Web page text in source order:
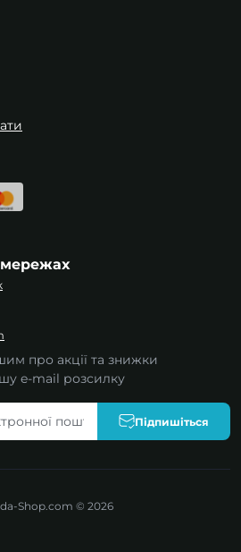
мережах
про акції та знижки
e-mail розсилку
Підпишіться
Shop.com © 2026